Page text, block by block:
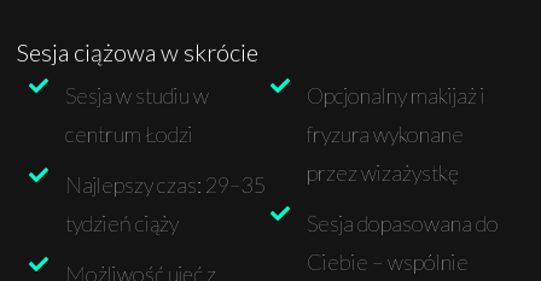
Sesja ciążowa w skrócie
Sesja w studiu w
centrum Łodzi
Najlepszy czas: 29–35
tydzień ciąży
Możliwość ujęć z
Opcjonalny makijaż i
fryzura wykonane
przez wizażystkę
Sesja dopasowana do
Ciebie – wspólnie